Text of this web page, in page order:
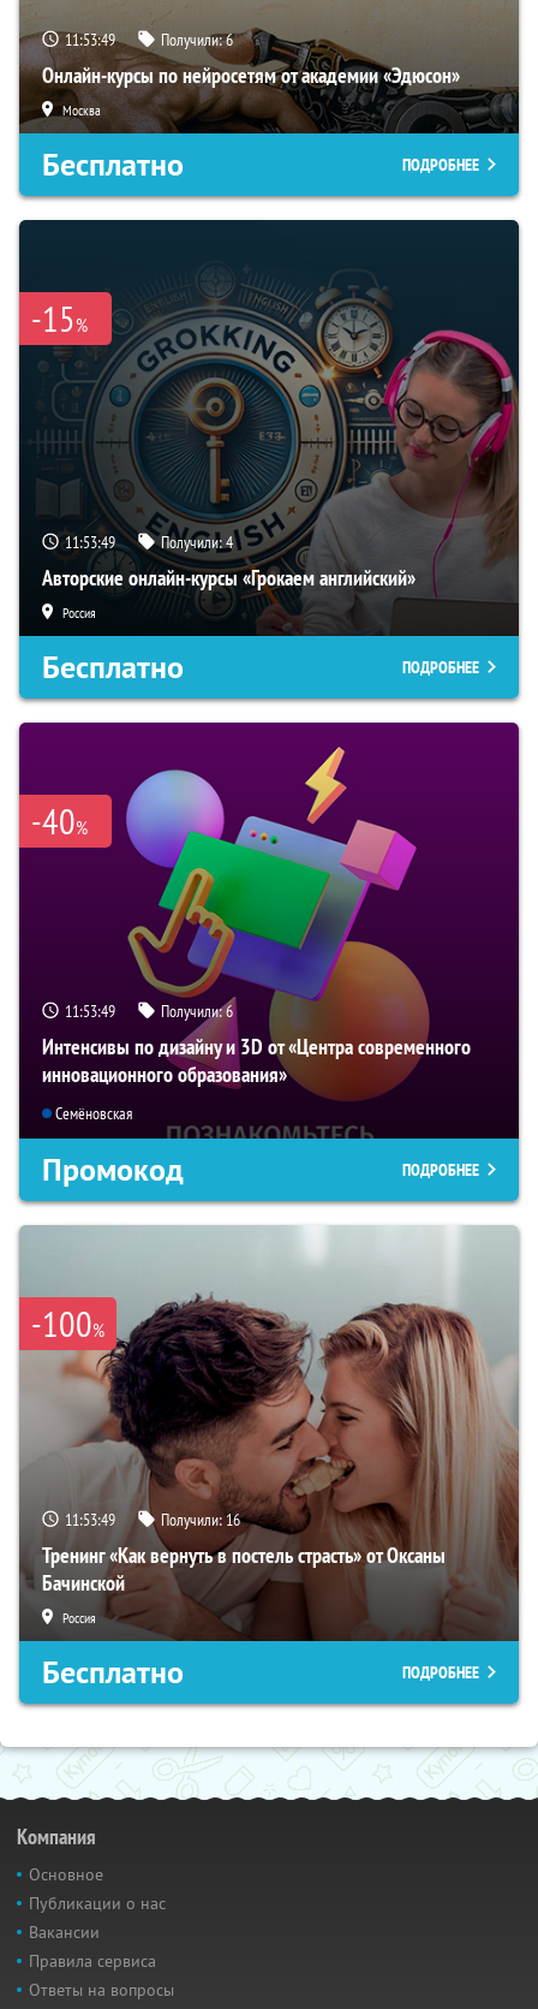
11:53:48 Получили:6
Онлайн-курсы по нейросетям от академии «Эдюсон»
Москва
Бесплатно ПОДРОБНЕЕ
-15%
11:53:48 Получили:4
Авторские онлайн-курсы «Грокаем английский»
Россия
Бесплатно ПОДРОБНЕЕ
-40%
11:53:48 Получили:6
Интенсивы по дизайну и 3D от «Центра современного
инновационного образования»
Семёновская
Промокод ПОДРОБНЕЕ
-100%
11:53:48 Получили:16
Тренинг «Как вернуть в постель страсть» от Оксаны
Бачинской
Россия
Бесплатно ПОДРОБНЕЕ
Компания
Основное
Публикации о нас
Вакансии
Правила сервиса
Ответы на вопросы